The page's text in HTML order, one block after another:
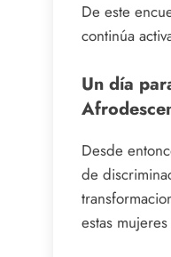
De este
continúa
Un día
Desde
de
estas